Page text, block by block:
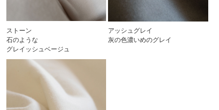
ストーン
石のような
グレイッシュベージュ
アッシュグレイ
灰の色濃いめのグレイ